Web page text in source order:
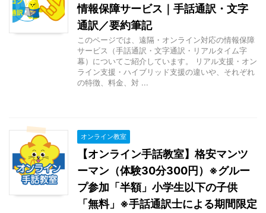
情報保障サービス｜手話通訳・文字
通訳／要約筆記
このページでは、遠隔・オンライン対応の情報保障
サービス（手話通訳・文字通訳・リアルタイム字
幕）についてご紹介しています。 リアル支援・オン
ライン支援・ハイブリッド支援の違いや、それぞれ
の特徴、料金、対 ...
オンライン教室
【オンライン手話教室】格安マンツ
ーマン（体験30分300円）※グルー
プ参加「半額」小学生以下の子供
「無料」※手話通訳士による期間限定